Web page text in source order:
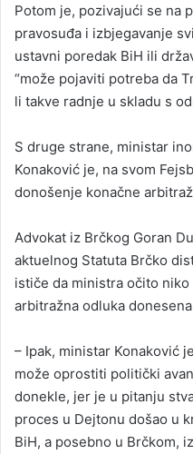
Potom je, pozivajući se na
pravosuđa i izbjegavanje
ustavni poredak BiH ili
“može pojaviti potreba da
li takve radnje u skladu s
S druge strane, ministar
Konaković je, na svom
donošenje konačne
Advokat iz Brčkog Goran
aktuelnog Statuta Brčko
ističe da ministra očito
arbitražna odluka
– Ipak, ministar Konaković
može oprostiti politički
donekle, jer je u pitanju
proces u Dejtonu došao u
BiH, a posebno u Brčkom,